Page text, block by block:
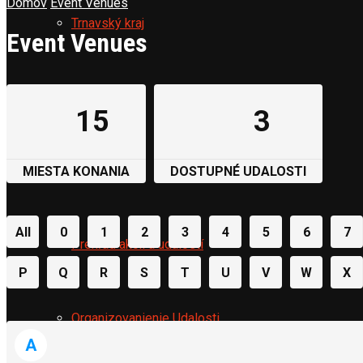
Trnavský kraj
Akcie & Udalosti
Prehľad akcií a udalostí
Organizovanienie Udalosti
Event Venues
15
MIESTA KONANIA
3
DOSTUPNÉ UDALOSTI
All 0 1 2 3 4 5 6 7
P Q R S T U V W X
A